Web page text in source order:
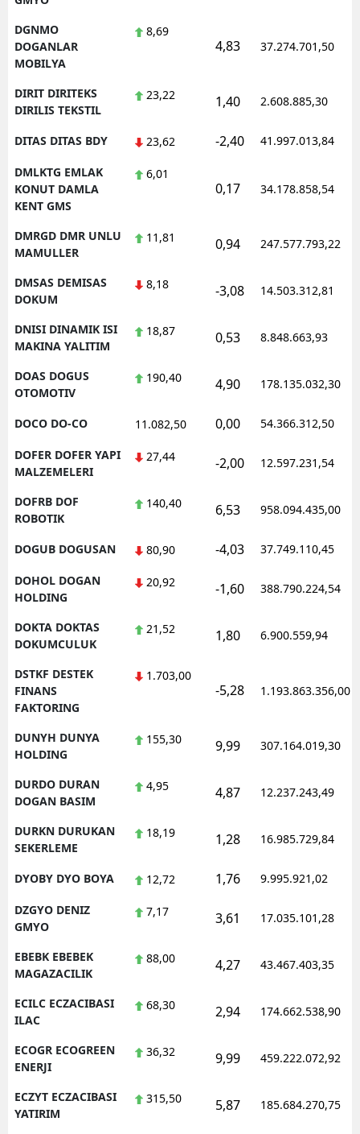
DGNMO
DOGANLAR
MOBILYA
8,69
4,83 37.274.701,50
DIRIT DIRITEKS
DIRILIS TEKSTIL
23,22 1,40 2.608.885,30
DITAS DITAS BDY 23,62 -2,40 41.997.013,84
DMLKTG EMLAK
KONUT DAMLA
KENT GMS
6,01
0,17 34.178.858,54
DMRGD DMR UNLU
MAMULLER
11,81 0,94 247.577.793,22
DMSAS DEMISAS
DOKUM
8,18 -3,08 14.503.312,81
DNISI DINAMIK ISI
MAKINA YALITIM
18,87 0,53 8.848.663,93
DOAS DOGUS
OTOMOTIV
190,40 4,90 178.135.032,30
DOCO DO-CO 11.082,50 0,00 54.366.312,50
DOFER DOFER YAPI
MALZEMELERI
27,44 -2,00 12.597.231,54
DOFRB DOF
ROBOTIK
140,40 6,53 958.094.435,00
DOGUB DOGUSAN 80,90 -4,03 37.749.110,45
DOHOL DOGAN
HOLDING
20,92 -1,60 388.790.224,54
DOKTA DOKTAS
DOKUMCULUK
21,52 1,80 6.900.559,94
DSTKF DESTEK
FINANS
FAKTORING
1.703,00
-5,28 1.193.863.356,00
DUNYH DUNYA
HOLDING
155,30 9,99 307.164.019,30
DURDO DURAN
DOGAN BASIM
4,95 4,87 12.237.243,49
DURKN DURUKAN
SEKERLEME
18,19 1,28 16.985.729,84
DYOBY DYO BOYA 12,72 1,76 9.995.921,02
DZGYO DENIZ
GMYO
7,17 3,61 17.035.101,28
EBEBK EBEBEK
MAGAZACILIK
88,00 4,27 43.467.403,35
ECILC ECZACIBASI
ILAC
68,30 2,94 174.662.538,90
ECOGR ECOGREEN
ENERJI
36,32 9,99 459.222.072,92
ECZYT ECZACIBASI
YATIRIM
315,50 5,87 185.684.270,75